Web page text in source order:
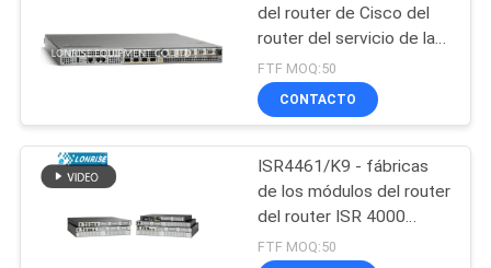
del router de Cisco del
router del servicio de la
agregación ASR1001
FTF MOQ:50
CONTACTO
ISR4461/K9 - fábricas
de los módulos del router
del router ISR 4000
Cisco de Cisco
FTF MOQ:50